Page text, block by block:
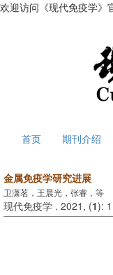
欢迎访问《现代免疫学》
首页 期刊介绍
金属免疫学研究进展
卫潇茗，王晨光，张睿，等
现代免疫学 . 2021, (1):